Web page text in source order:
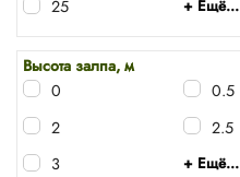
25
+ Ещё...
Высота залпа, м
0
0.5
2
2.5
3
+ Ещё...